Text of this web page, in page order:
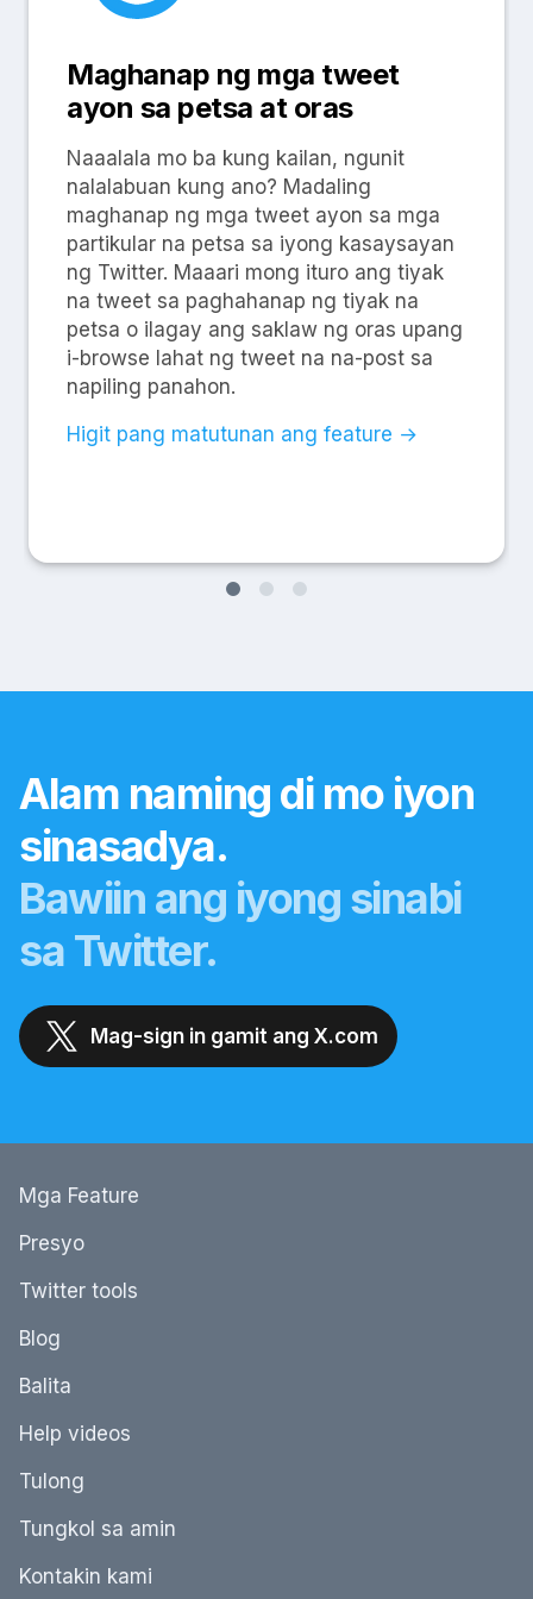
Maghanap ng mga tweet
ayon sa petsa at oras
Naaalala mo ba kung kailan, ngunit
nalalabuan kung ano? Madaling
maghanap ng mga tweet ayon sa mga
partikular na petsa sa iyong kasaysayan
ng Twitter. Maaari mong ituro ang tiyak
na tweet sa paghahanap ng tiyak na
petsa o ilagay ang saklaw ng oras upang
i-browse lahat ng tweet na na-post sa
napiling panahon.
Higit pang matutunan ang feature →
Alam naming di mo iyon
sinasadya.
Bawiin ang iyong sinabi
sa Twitter.
Mag-sign in gamit ang X.com
Mga Feature
Presyo
Twitter tools
Blog
Balita
Help videos
Tulong
Tungkol sa amin
Kontakin kami